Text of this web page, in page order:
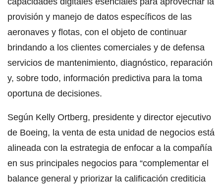
provisión y manejo de datos específicos de las
aeronaves y flotas, con el objeto de continuar
brindando a los clientes comerciales y de defensa
servicios de mantenimiento, diagnóstico, reparación
y, sobre todo, información predictiva para la toma
oportuna de decisiones.
Según Kelly Ortberg, presidente y director ejecutivo
de Boeing, la venta de esta unidad de negocios está
alineada con la estrategia de enfocar a la compañía
en sus principales negocios para “complementar el
balance general y priorizar la calificación crediticia